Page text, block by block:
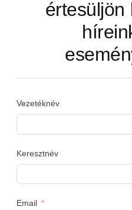
értesüljön
Vezetéknév
Keresztnév
Email